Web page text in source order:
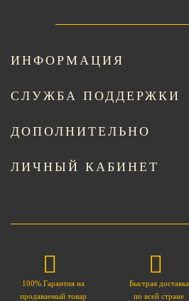
ИНФОРМАЦИЯ
СЛУЖБА ПОДДЕРЖКИ
ДОПОЛНИТЕЛЬНО
ЛИЧНЫЙ КАБИНЕТ
100% Гарантия на
продаваемый товар
Быстрая доставка
по всей стране